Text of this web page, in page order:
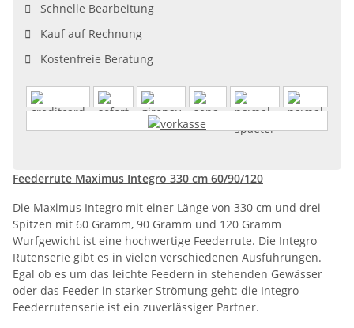
Schnelle Bearbeitung
Kauf auf Rechnung
Kostenfreie Beratung
Feederrute Maximus Integro 330 cm 60/90/120
Die Maximus Integro mit einer Länge von 330 cm und drei
Spitzen mit 60 Gramm, 90 Gramm und 120 Gramm
Wurfgewicht ist eine hochwertige Feederrute. Die Integro
Rutenserie gibt es in vielen verschiedenen Ausführungen.
Egal ob es um das leichte Feedern in stehenden Gewässer
oder das Feeder in starker Strömung geht: die Integro
Feederrutenserie ist ein zuverlässiger Partner.